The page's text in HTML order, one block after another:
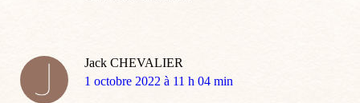
Jack CHEVALIER
dit
1 octobre 2022 à 11 h 04 min